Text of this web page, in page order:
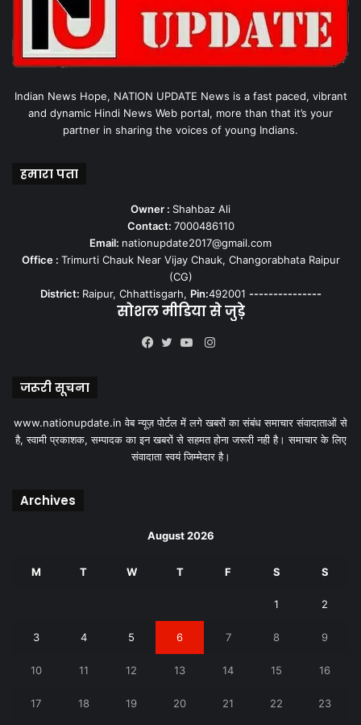
Indian News Hope, NATION UPDATE News is a fast paced, vibrant
and dynamic Hindi News Web portal, more than that it’s your
partner in sharing the voices of young Indians.
हमारा पता
Owner : Shahbaz Ali
Contact: 7000486110
Email: nationupdate2017@gmail.com
Office : Trimurti Chauk Near Vijay Chauk, Changorabhata Raipur
(CG)
District: Raipur, Chhattisgarh, Pin:492001 ---------------
सोशल मीडिया से जुड़े
Instagram
जरूरी सूचना
www.nationupdate.in वेब न्यूज़ पोर्टल में लगे खबरों का संबंध समाचार संवादाताओं से
है, स्वामी प्रकाशक, सम्पादक का इन खबरों से सहमत होना जरूरी नही है। समाचार के लिए
संवादाता स्वयं जिम्मेदार है।
Archives
August 2026
M T W T F S S
1 2
3 4 5 6 7 8 9
10 11 12 13 14 15 16
17 18 19 20 21 22 23